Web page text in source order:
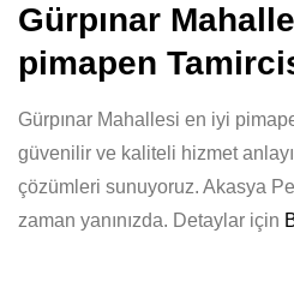
Gürpınar
pimapen
Gürpınar Mahallesi en iyi
güvenilir ve kaliteli hizmet
çözümleri sunuyoruz. Akasya
zaman yanınızda. Detaylar için